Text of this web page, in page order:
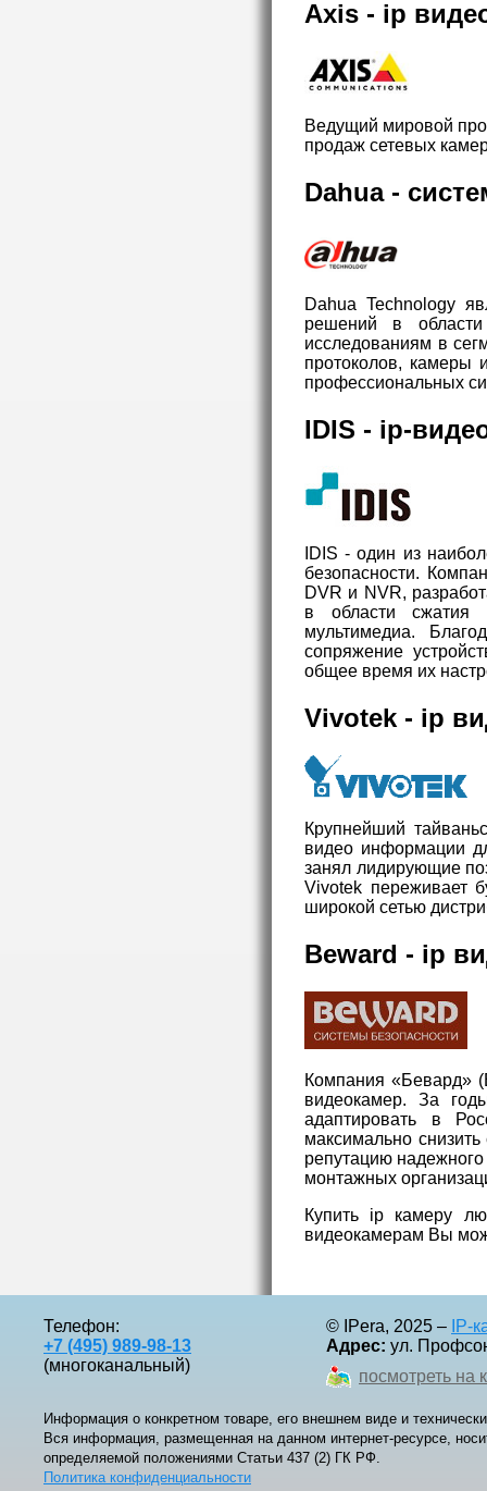
Axis - ip
Ведущий мировой
продаж сетевых
Dahua -
Dahua Technology
решений в
исследованиям в
протоколов, камеры
профессиональных
IDIS - ip-
IDIS - один из
безопасности.
DVR и NVR,
в области сжатия
мультимедиа.
сопряжение
общее время их
Vivotek - ip
Крупнейший
видео информации
занял лидирующие
Vivotek переживает
широкой сетью
Beward - ip
Компания «Бeвард»
видеокамер. За
адаптировать в
максимально
репутацию
монтажных
Купить ip камеру
видеокамерам Вы
Телефон:
+7 (495) 989-98-13
(многоканальный)
© IPera, 2025 – IP-
Адрес: ул.
посмотреть на
Информация о конкретном товаре, его внешнем виде и
Вся информация, размещенная на данном интернет-ресурсе,
определяемой положениями Статьи 437 (2) ГК РФ.
Политика конфиденциальности